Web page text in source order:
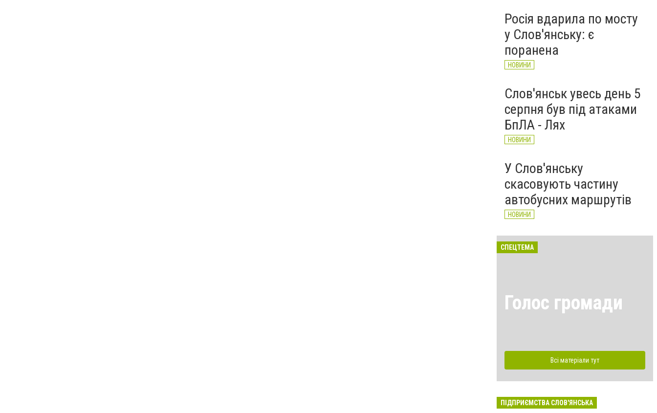
Росія вдарила по мосту
у Слов'янську: є
поранена
НОВИНИ
Слов'янськ увесь день 5
серпня був під атаками
БпЛА - Лях
НОВИНИ
У Слов'янську
скасовують частину
автобусних маршрутів
НОВИНИ
СПЕЦТЕМА
Голос громади
Всі матеріали тут
ПІДПРИЄМСТВА СЛОВ'ЯНСЬКА